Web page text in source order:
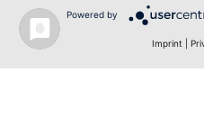
Powered by
Imprint